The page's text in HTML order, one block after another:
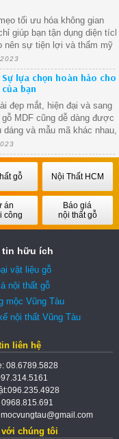
tối ưu hóa không gian
giúp bạn tận dụng diện
nên sự tiện lợi và thẩm mỹ
Dưới đây là một số gợi ý
tối ưu hóa không gian trong
Sự lựa chọn hoàn hảo cho
bạn
đẹp mắt, hiện đại và sang
MDF cũng dễ dàng được
dáng và mẫu mã khác nhau,
tạp, phù hợp với nhiều
nhau
gỗ Nội Thất HCM
án
công
Báo giá
nội thất gỗ
tin hữu ích
vật liệu gỗ
nội thất gỗ
mộc Vũng Tàu
nội thất Vũng Tàu
liên hệ
08.6789.5828
0968.815.691
chúng tôi